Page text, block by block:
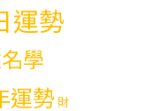
運勢
學
運勢 財